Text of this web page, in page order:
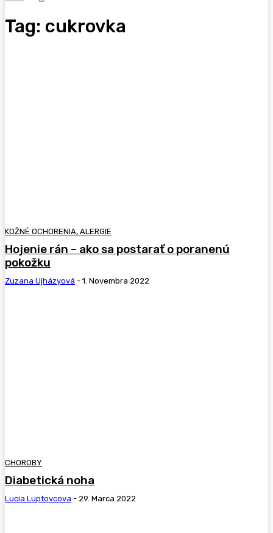
Tag: cukrovka
KOŽNÉ OCHORENIA, ALERGIE
Hojenie rán – ako sa postarať o poranenú
pokožku
Zuzana Ujházyová - 1. Novembra 2022
CHOROBY
Diabetická noha
Lucia Luptovcova - 29. Marca 2022